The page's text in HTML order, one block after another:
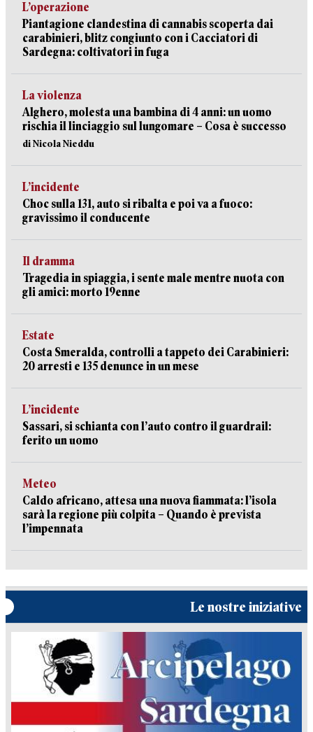
L’operazione
Piantagione clandestina di cannabis scoperta dai
carabinieri, blitz congiunto con i Cacciatori di
Sardegna: coltivatori in fuga
La violenza
Alghero, molesta una bambina di 4 anni: un uomo
rischia il linciaggio sul lungomare – Cosa è successo
di Nicola Nieddu
L’incidente
Choc sulla 131, auto si ribalta e poi va a fuoco:
gravissimo il conducente
Il dramma
Tragedia in spiaggia, i sente male mentre nuota con
gli amici: morto 19enne
Estate
Costa Smeralda, controlli a tappeto dei Carabinieri:
20 arresti e 135 denunce in un mese
L’incidente
Sassari, si schianta con l’auto contro il guardrail:
ferito un uomo
Meteo
Caldo africano, attesa una nuova fiammata: l’isola
sarà la regione più colpita – Quando è prevista
l’impennata
Le nostre iniziative